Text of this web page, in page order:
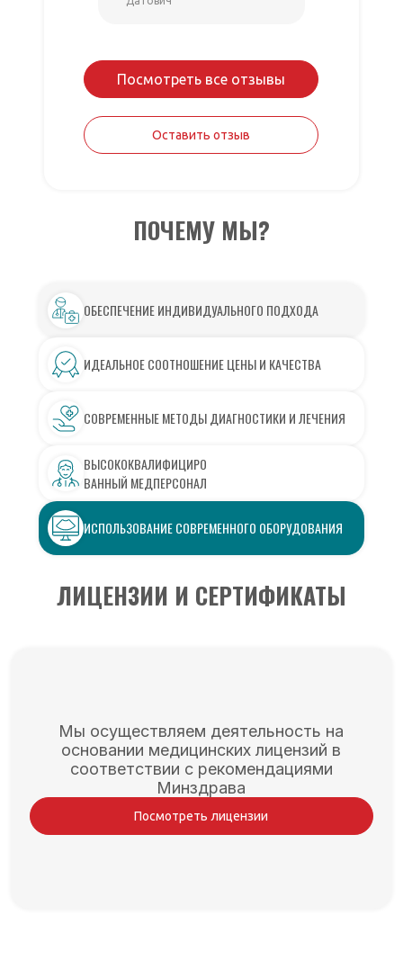
Посмотреть все отзывы
Оставить отзыв
ПОЧЕМУ МЫ?
ОБЕСПЕЧЕНИЕ ИНДИВИДУАЛЬНОГО ПОДХОДА
ИДЕАЛЬНОЕ СООТНОШЕНИЕ ЦЕНЫ И КАЧЕСТВА
СОВРЕМЕННЫЕ МЕТОДЫ ДИАГНОСТИКИ И ЛЕЧЕНИЯ
ВЫСОКОКВАЛИФИЦИРО
ВАННЫЙ МЕДПЕРСОНАЛ
ИСПОЛЬЗОВАНИЕ СОВРЕМЕННОГО ОБОРУДОВАНИЯ
ЛИЦЕНЗИИ И СЕРТИФИКАТЫ
Мы осуществляем деятельность на
основании медицинских лицензий в
соответствии с рекомендациями
Минздрава
Посмотреть лицензии